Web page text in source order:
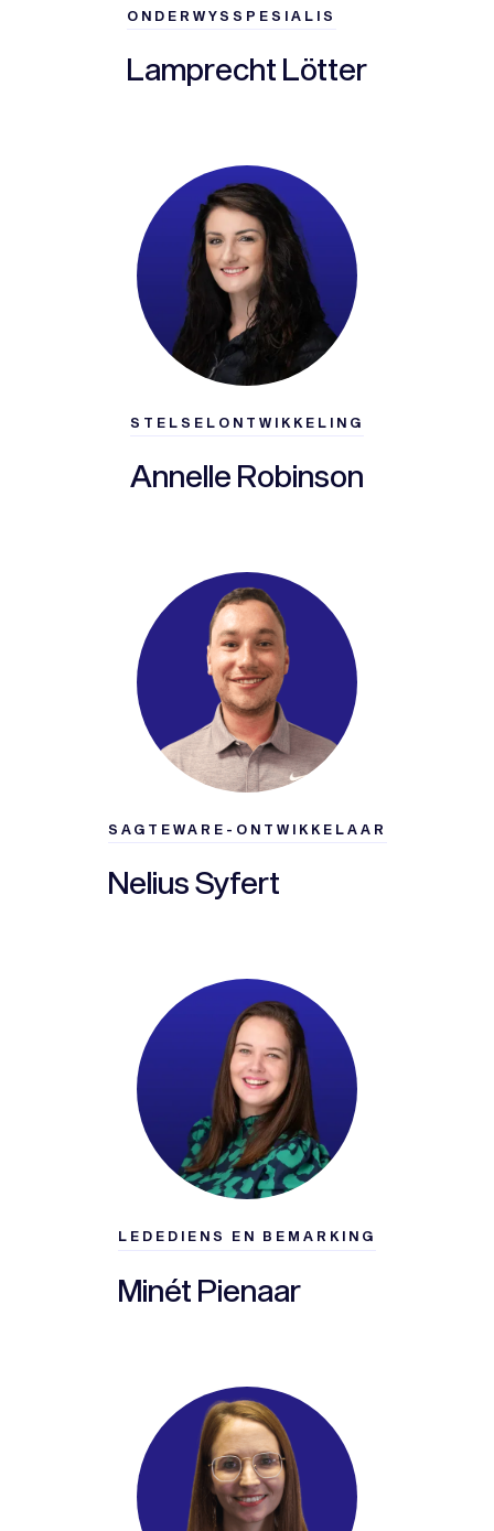
ONDERWYSSPESIALIS
Lamprecht Lötter
STELSELONTWIKKELING
Annelle Robinson
SAGTEWARE-ONTWIKKELAAR
Nelius Syfert
LEDEDIENS EN BEMARKING
Minét Pienaar